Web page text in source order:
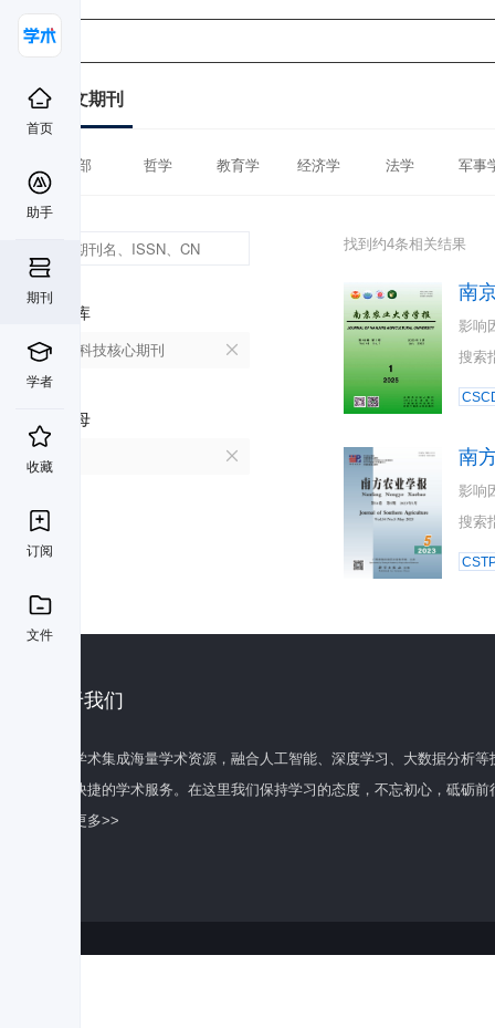
首页
助手
期刊
学者
收藏
订阅
文件
中文期刊
全部 哲学 教育学 经济学 法学 军事
数据库
中国科技核心期刊
首字母
找到约4条相关结果
南
影响
搜索
南
影响
搜索
关于我们
百度学术集成海量学术资源，融合人工智能、深度学习、大数据分析
全面快捷的学术服务。在这里我们保持学习的态度，不忘初心，砥砺前
了解更多>>